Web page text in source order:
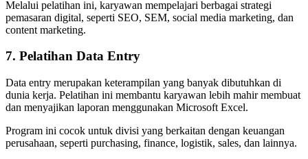
Melalui pelatihan ini, karyawan mempelajari berbagai strategi
pemasaran digital, seperti SEO, SEM, social media marketing, dan
content marketing.
7. Pelatihan Data Entry
Data entry merupakan keterampilan yang banyak dibutuhkan di
dunia kerja. Pelatihan ini membantu karyawan lebih mahir membuat
dan menyajikan laporan menggunakan Microsoft Excel.
Program ini cocok untuk divisi yang berkaitan dengan keuangan
perusahaan, seperti purchasing, finance, logistik, sales, dan lainnya.